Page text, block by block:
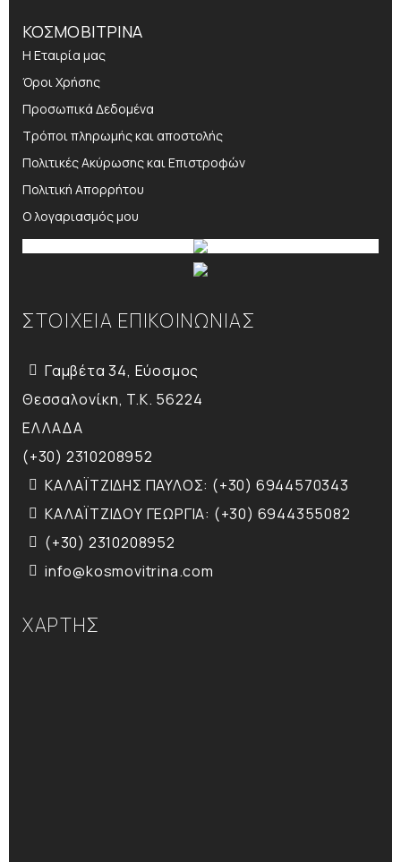
ΚΟΣΜΟΒΙΤΡΙΝΑ
Η Εταιρία μας
Όροι Χρήσης
Προσωπικά Δεδομένα
Τρόποι πληρωμής και αποστολής
Πολιτικές Ακύρωσης και Επιστροφών
Πολιτική Απορρήτου
Ο λογαριασμός μου
ΣΤΟΙΧΕΙΑ ΕΠΙΚΟΙΝΩΝΙΑΣ
Γαμβέτα 34, Εύοσμος
Θεσσαλονίκη, T.K. 56224
ΕΛΛΑΔΑ
(+30) 2310208952
ΚΑΛΑΪΤΖΙΔΗΣ ΠΑΥΛΟΣ: (+30) 6944570343
ΚΑΛΑΪΤΖΙΔΟΥ ΓΕΩΡΓΙΑ: (+30) 6944355082
(+30) 2310208952
info@kosmovitrina.com
ΧΑΡΤΗΣ